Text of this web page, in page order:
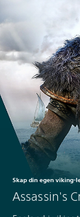
Skap din egen viking-
Assassin's